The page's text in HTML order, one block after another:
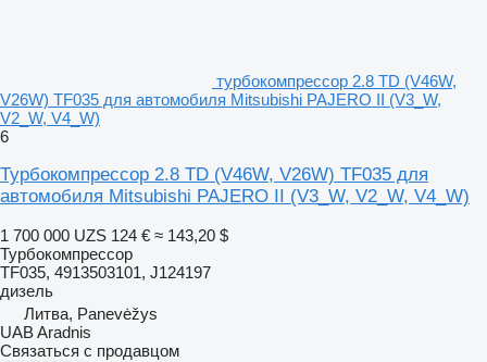
турбокомпрессор 2.8 TD (V46W,
V26W) TF035 для автомобиля Mitsubishi PAJERO II (V3_W,
V2_W, V4_W)
6
Турбокомпрессор 2.8 TD (V46W, V26W) TF035 для
автомобиля Mitsubishi PAJERO II (V3_W, V2_W, V4_W)
1 700 000 UZS 124 € ≈ 143,20 $
Турбокомпрессор
TF035, 4913503101, J124197
дизель
Литва, Panevėžys
UAB Aradnis
Связаться с продавцом